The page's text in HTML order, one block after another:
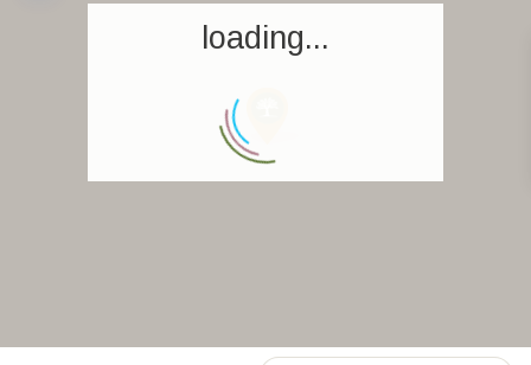
Réserver un séjour
Nos adresses dans le monde
World’s Best Hotels
loading...